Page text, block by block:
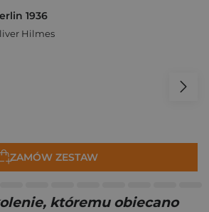
1936
Hilmes
ZAMÓW ZESTAW
któremu obiecano